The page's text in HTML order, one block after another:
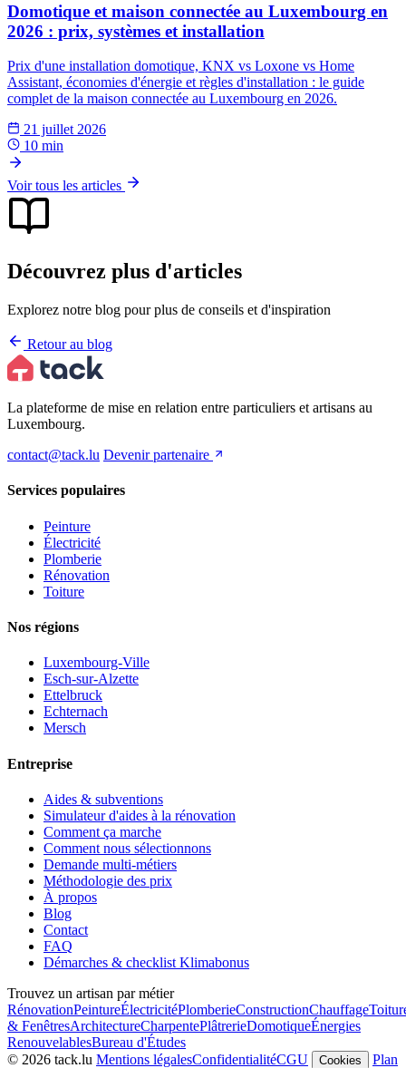
Domotique et maison connectée au Luxembourg en
2026 : prix, systèmes et installation
Prix d'une installation domotique, KNX vs Loxone vs Home
Assistant, économies d'énergie et règles d'installation : le guide
complet de la maison connectée au Luxembourg en 2026.
21 juillet 2026
10 min
Voir tous les articles
Découvrez plus d'articles
Explorez notre blog pour plus de conseils et d'inspiration
Retour au blog
La plateforme de mise en relation entre particuliers et artisans au
Luxembourg.
contact@tack.lu Devenir partenaire
Services populaires
Peinture
Électricité
Plomberie
Rénovation
Toiture
Nos régions
Luxembourg-Ville
Esch-sur-Alzette
Ettelbruck
Echternach
Mersch
Entreprise
Aides & subventions
Simulateur d'aides à la rénovation
Comment ça marche
Comment nous sélectionnons
Demande multi-métiers
Méthodologie des prix
À propos
Blog
Contact
FAQ
Démarches & checklist Klimabonus
Trouvez un artisan par métier
RénovationPeintureÉlectricitéPlomberieConstructionChauffage
& FenêtresArchitectureCharpentePlâtrerieDomotiqueÉnergies
RenouvelablesBureau d'Études
© 2026 tack.lu Mentions légalesConfidentialitéCGU Cookies
Plan